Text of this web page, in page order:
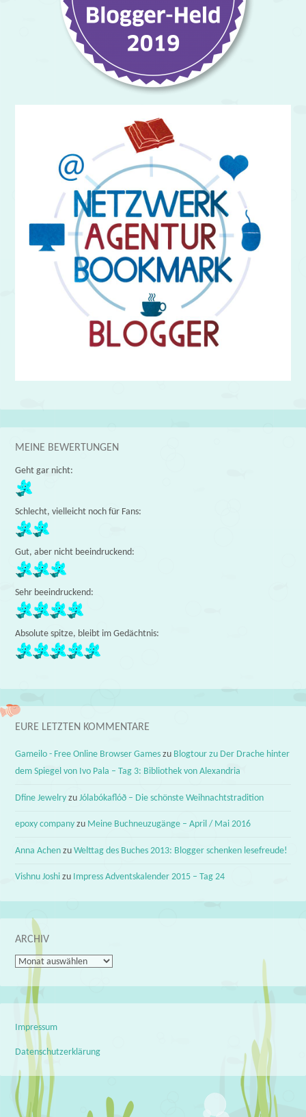
MEINE BEWERTUNGEN
Geht gar nicht:
Schlecht, vielleicht noch für Fans:
Gut, aber nicht beeindruckend:
Sehr beeindruckend:
Absolute spitze, bleibt im Gedächtnis:
EURE LETZTEN KOMMENTARE
Gameilo - Free Online Browser Games zu Blogtour zu Der Drache hinter
dem Spiegel von Ivo Pala – Tag 3: Bibliothek von Alexandria
Dfine Jewelry zuJólabókaflóð – Die schönste Weihnachtstradition
epoxy company zu Meine Buchneuzugänge – April / Mai 2016
Anna Achen zuWelttag des Buches 2013: Blogger schenken lesefreude!
Vishnu Joshi zu Impress Adventskalender 2015 – Tag 24
ARCHIV
Archiv
Impressum
Datenschutzerklärung